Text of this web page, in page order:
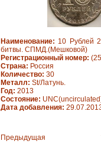
Наименование: 10 Рублей
битвы. СПМД.(Мешковой)
Регистрационный номер:
Страна: Россия
Количество: 30
Металл: St/Латунь.
Год: 2013
Состояние:
Дата добавления:
Предыдущая